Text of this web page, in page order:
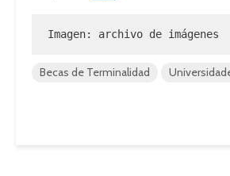
Imagen: archivo de imágenes
Becas de Terminalidad